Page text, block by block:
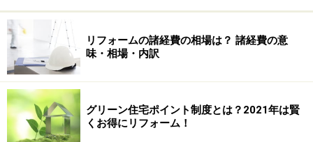
なく、手軽にスペースを広げることができ、むしろ狭い
トイレ空間にはもってこいの住宅設備になりました。
同じように見える「タンクレストイレ」であっても、基
本的な洗浄便座機能が付いているだけのものから、脱臭
機能や除菌イオンを発生させる機能、部屋全体を暖房す
リフォームの諸経費の相場は？ 諸経費の意
味・相場・内訳
グリーン住宅ポイント制度とは？2021年は賢
くお得にリフォーム！